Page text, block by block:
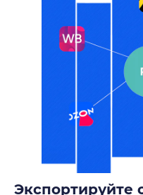
Экспортируйте